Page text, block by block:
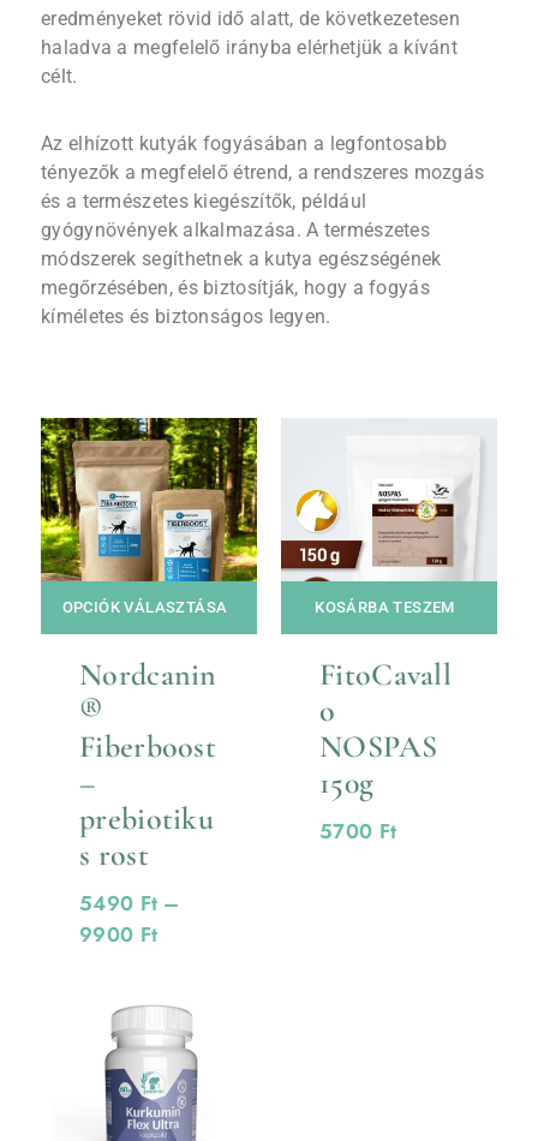
eredményeket rövid idő alatt, de következetesen
haladva a megfelelő irányba elérhetjük a kívánt
célt.
Az elhízott kutyák fogyásában a legfontosabb
tényezők a megfelelő étrend, a rendszeres mozgás
és a természetes kiegészítők, például
gyógynövények alkalmazása. A természetes
módszerek segíthetnek a kutya egészségének
megőrzésében, és biztosítják, hogy a fogyás
kíméletes és biztonságos legyen.
OPCIÓK VÁLASZTÁSA
Nordcanin
®
Fiberboost
–
prebiotiku
s rost
5490 Ft –
9900 Ft
KOSÁRBA TESZEM
FitoCavall
o
NOSPAS
150g
5700 Ft